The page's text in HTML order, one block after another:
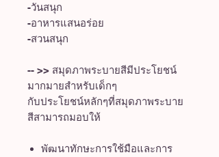
-วันสนุก
-อาหารแสนอร่อย
-สวนสนุก
-- >> สมุดภาพระบายสีมีประโยชน์
มากมายสำหรับเด็กๆ
กับประโยชน์หลักๆที่สมุดภาพระบาย
สีสามารถมอบให้
พัฒนาทักษะการใช้มือและการ